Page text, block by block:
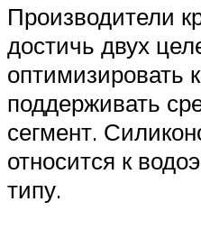
Производители
достичь двух
оптимизировать
поддерживать
сегмент.
относится к
типу.